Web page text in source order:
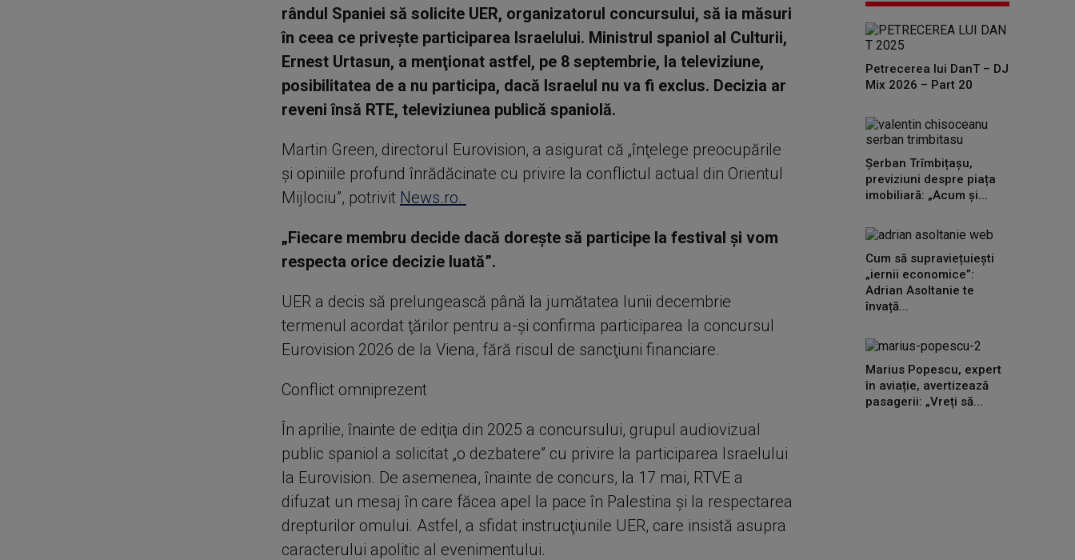
rândul Spaniei să solicite UER, organizatorul concursului, să ia măsuri
în ceea ce priveşte participarea Israelului. Ministrul spaniol al Culturii,
Ernest Urtasun, a menţionat astfel, pe 8 septembrie, la televiziune,
posibilitatea de a nu participa, dacă Israelul nu va fi exclus. Decizia ar
reveni însă RTE, televiziunea publică spaniolă.
Martin Green, directorul Eurovision, a asigurat că „înţelege preocupările
şi opiniile profund înrădăcinate cu privire la conflictul actual din Orientul
Mijlociu”, potrivit News.ro.
„Fiecare membru decide dacă doreşte să participe la festival şi vom
respecta orice decizie luată”.
UER a decis să prelungească până la jumătatea lunii decembrie
termenul acordat ţărilor pentru a-şi confirma participarea la concursul
Eurovision 2026 de la Viena, fără riscul de sancţiuni financiare.
Conflict omniprezent
În aprilie, înainte de ediţia din 2025 a concursului, grupul audiovizual
public spaniol a solicitat „o dezbatere” cu privire la participarea Israelului
la Eurovision. De asemenea, înainte de concurs, la 17 mai, RTVE a
difuzat un mesaj în care făcea apel la pace în Palestina şi la respectarea
drepturilor omului. Astfel, a sfidat instrucţiunile UER, care insistă asupra
caracterului apolitic al evenimentului.
Petrecerea lui DanT – DJ
Mix 2026 – Part 20
Șerban Trîmbițașu,
previziuni despre piața
imobiliară: „Acum și...
Cum să supraviețuiești
„iernii economice”:
Adrian Asoltanie te
învață...
Marius Popescu, expert
în aviație, avertizează
pasagerii: „Vreți să...